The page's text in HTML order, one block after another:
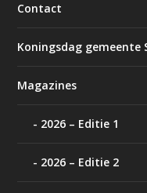
Contact
Koningsdag gemeente
Magazines
2026 – Editie 1
2026 – Editie 2